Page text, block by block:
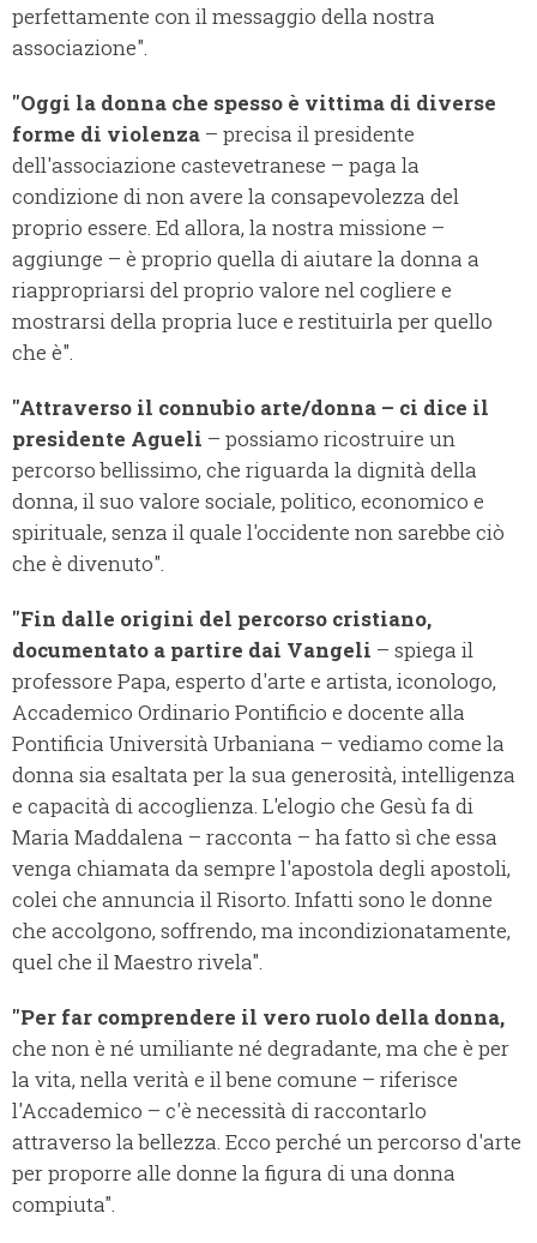
perfettamente con il messaggio della nostra
associazione".
"Oggi la donna che spesso è vittima di diverse
forme di violenza – precisa il presidente
dell'associazione castevetranese – paga la
condizione di non avere la consapevolezza del
proprio essere. Ed allora, la nostra missione –
aggiunge – è proprio quella di aiutare la donna a
riappropriarsi del proprio valore nel cogliere e
mostrarsi della propria luce e restituirla per quello
che è".
"Attraverso il connubio arte/donna – ci dice il
presidente Agueli – possiamo ricostruire un
percorso bellissimo, che riguarda la dignità della
donna, il suo valore sociale, politico, economico e
spirituale, senza il quale l'occidente non sarebbe ciò
che è divenuto".
"Fin dalle origini del percorso cristiano,
documentato a partire dai Vangeli – spiega il
professore Papa, esperto d'arte e artista, iconologo,
Accademico Ordinario Pontificio e docente alla
Pontificia Università Urbaniana – vediamo come la
donna sia esaltata per la sua generosità, intelligenza
e capacità di accoglienza. L'elogio che Gesù fa di
Maria Maddalena – racconta – ha fatto sì che essa
venga chiamata da sempre l'apostola degli apostoli,
colei che annuncia il Risorto. Infatti sono le donne
che accolgono, soffrendo, ma incondizionatamente,
quel che il Maestro rivela".
"Per far comprendere il vero ruolo della donna,
che non è né umiliante né degradante, ma che è per
la vita, nella verità e il bene comune – riferisce
l'Accademico – c'è necessità di raccontarlo
attraverso la bellezza. Ecco perché un percorso d'arte
per proporre alle donne la figura di una donna
compiuta".